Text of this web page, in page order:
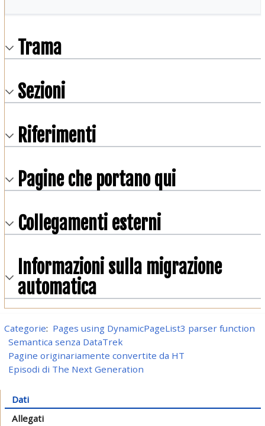
Trama
Sezioni
Riferimenti
Pagine che portano qui
Collegamenti esterni
Informazioni sulla migrazione
automatica
Categorie: Pages using DynamicPageList3 parser function
Semantica senza DataTrek
Pagine originariamente convertite da HT
Episodi di The Next Generation
Dati
Allegati